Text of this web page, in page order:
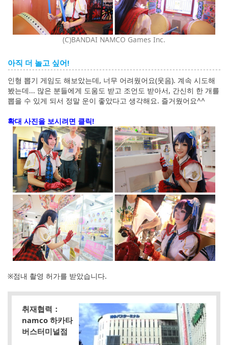
(C)BANDAI NAMCO Games Inc.
아직 더 놀고 싶어!
인형 뽑기 게임도 해보았는데, 너무 어려웠어요(웃음). 계속 시도해
봤는데... 많은 분들에게 도움도 받고 조언도 받아서, 간신히 한 개를
뽑을 수 있게 되서 정말 운이 좋았다고 생각해요. 즐거웠어요^^
확대 사진을 보시려면 클릭!
※점내 촬영 허가를 받았습니다.
취재협력：
namco 하카타
버스터미널점